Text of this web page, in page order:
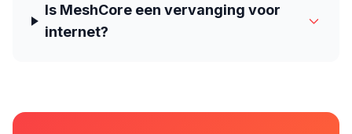
Is MeshCore een vervanging voor
internet?